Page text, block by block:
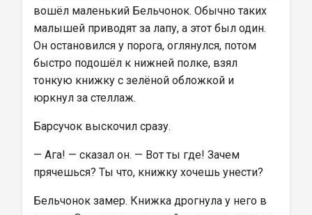
вошёл маленький Бельчонок. Обычно таких
малышей приводят за лапу, а этот был один.
Он остановился у порога, оглянулся, потом
быстро подошёл к нижней полке, взял
тонкую книжку с зелёной обложкой и
юркнул за стеллаж.
Барсучок выскочил сразу.
— Ага! — сказал он. — Вот ты где! Зачем
прячешься? Ты что, книжку хочешь унести?
Бельчонок замер. Книжка дрогнула у него в